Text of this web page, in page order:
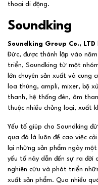
thoại di động.
Soundking
Soundking Group Co., LTD
Đức, được thành lập vào
triển, Soundking từ một
lớn chuyên sản xuất và cung
loa thùng, ampli, mixer, bộ
thanh, hệ thống đèn, âm
thuộc nhiều chủng loại, xuất
Yếu tố giúp cho Soundking
qua đó là luôn đề cao việc
lại những sản phẩm ngày
yếu tố này dẫn đến sự ra đời
nghiên cứu và phát triển
xuất sản phẩm. Qua nhiều